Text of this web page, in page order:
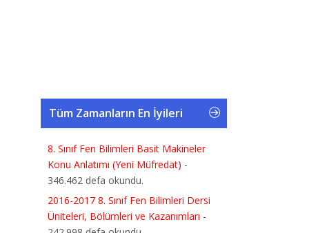
Tüm Zamanların En İyileri
8. Sınıf Fen Bilimleri Basit Makineler
Konu Anlatımı (Yeni Müfredat) -
346.462 defa okundu.
2016-2017 8. Sınıf Fen Bilimleri Dersi
Üniteleri, Bölümleri ve Kazanımları -